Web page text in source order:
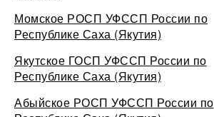
Момское РОСП УФССП России по
Республике Саха (Якутия)
Якутское ГОСП УФССП России по
Республике Саха (Якутия)
Абыйское РОСП УФССП России по